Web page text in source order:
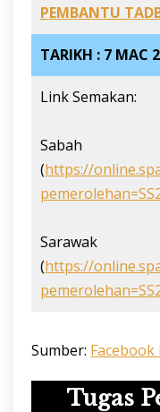
PEMBANTU
TARIKH : 7 MAC
Link Semakan:
Sabah
(https://
Sarawak
(https://
Sumber: Facebook
Tugas